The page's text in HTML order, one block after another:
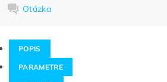
Otázka
POPIS
PARAMETRE